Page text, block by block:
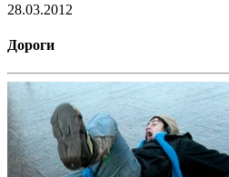
28.03.2012
Дороги